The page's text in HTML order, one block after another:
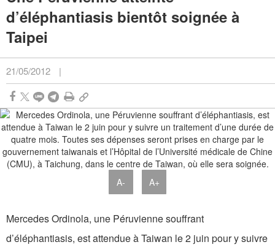
d’éléphantiasis bientôt soignée à
Taipei
21/05/2012 |
A- A+
Mercedes Ordinola, une Péruvienne souffrant
d’éléphantiasis, est attendue à Taiwan le 2 juin pour y suivre